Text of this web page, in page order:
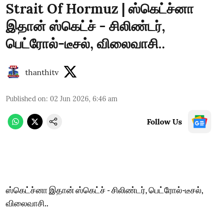
Strait Of Hormuz | ஸ்கெட்ச்னா
இதான் ஸ்கெட்ச் - சிலிண்டர்,
பெட்ரோல்-டீசல், விலைவாசி..
thanthitv
Published on: 02 Jun 2026, 6:46 am
Follow Us
ஸ்கெட்ச்னா இதான் ஸ்கெட்ச் - சிலிண்டர், பெட்ரோல்-டீசல்,
விலைவாசி..